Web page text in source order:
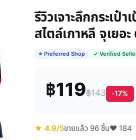
รีวิวเจาะลึกกระเป๋
สไตล์เกาหลี จุเยอ
⭐ Preferred Shop ✓ Verified
฿119฿143 -17%
★ 4.9/5ขายแล้ว 96 ชิ้น♥ 184